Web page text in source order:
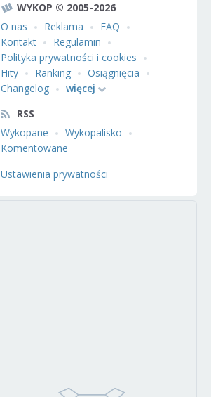
WYKOP © 2005-2026
O nas
Reklama
FAQ
Kontakt
Regulamin
Polityka prywatności i cookies
Hity
Ranking
Osiągnięcia
Changelog
więcej
RSS
Wykopane
Wykopalisko
Komentowane
Ustawienia prywatności